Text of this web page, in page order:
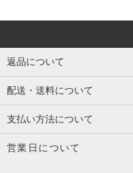
返品について
配送・送料について
支払い方法について
営業日について